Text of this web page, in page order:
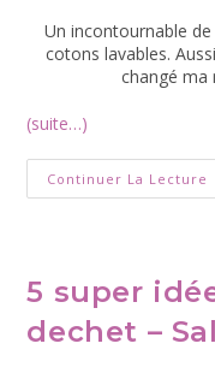
Un incontournable de
cotons lavables.
changé ma
(suite…)
Continuer La Lecture
5 super
dechet –